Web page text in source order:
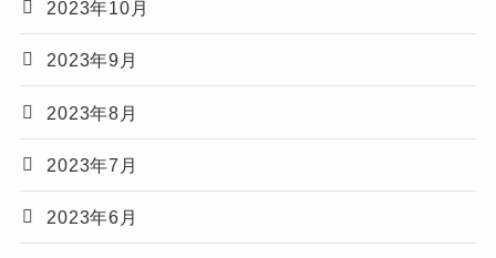
2023年10月
2023年9月
2023年8月
2023年7月
2023年6月